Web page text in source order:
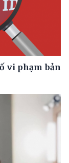
vi phạm bản